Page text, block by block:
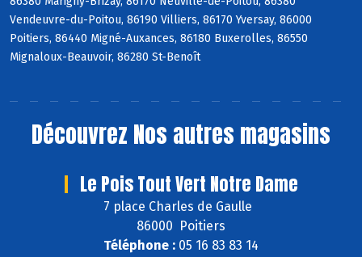
Vendeuvre-du-Poitou, 86190 Villiers, 86170 Yversay, 86000
Poitiers, 86440 Migné-Auxances, 86180 Buxerolles, 86550
Mignaloux-Beauvoir, 86280 St-Benoît
Découvrez Nos autres magasins
Le Pois Tout Vert Notre Dame
7 place Charles de Gaulle
86000 Poitiers
Téléphone : 05 16 83 83 14